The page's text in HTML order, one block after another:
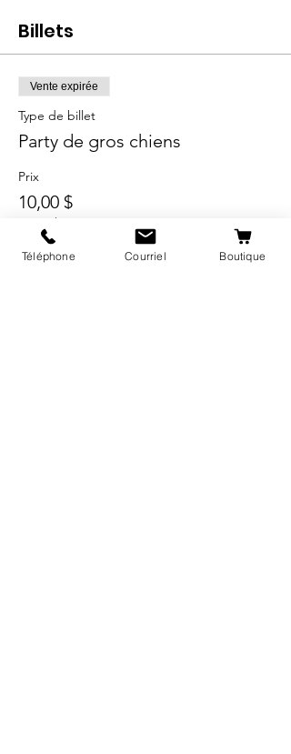
Billets
Vente expirée
Type de billet
Party de gros chiens
Prix
10,00 $
+1,50 $ Taxes QC
Téléphone Courriel Boutique